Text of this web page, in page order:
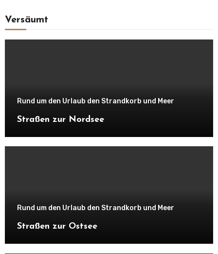
Versäumt
Rund um den Urlaub den Strandkorb und Meer
Straßen zur Nordsee
Rund um den Urlaub den Strandkorb und Meer
Straßen zur Ostsee